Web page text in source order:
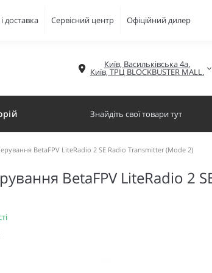
доставка Сервісний центр Офіційний дилер
Київ, Васильківська 4а.
Київ, ТРЦ BLOCKBUSTER MALL.
BetaFPV LiteRadio 2 SE Radio Transmitter (Mode 2)
BetaFPV LiteRadio 2